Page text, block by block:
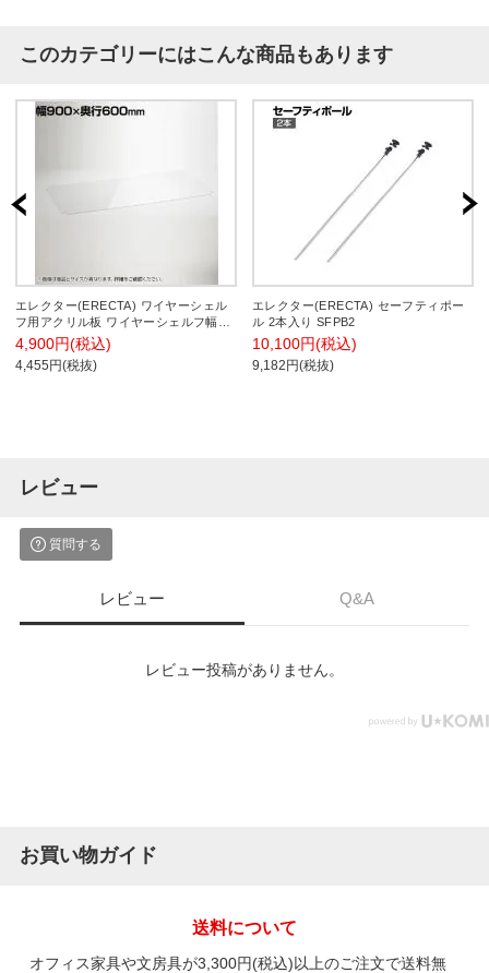
このカテゴリーにはこんな商品もあります
エレクター(ERECTA) ワイヤーシェル
フ用アクリル板 ワイヤーシェルフ幅
900×奥行600mm用 B2436AB1
4,900円(税込)
4,455円(税抜)
エレクター(ERECTA) セーフティポー
ル 2本入り SFPB2
10,100円(税込)
9,182円(税抜)
レビュー
質問する
レビュー Q&A
レビュー投稿がありません。
お買い物ガイド
送料について
オフィス家具や文房具が3,300円(税込)以上のご注文で送料無